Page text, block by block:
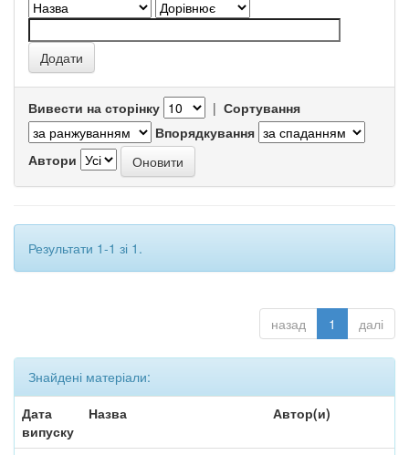
Вивести на сторінку | Сортування
Впорядкування
Автори
Результати 1-1 зі 1.
назад 1 далі
Знайдені матеріали:
Дата
випуску
Назва Автор(и)